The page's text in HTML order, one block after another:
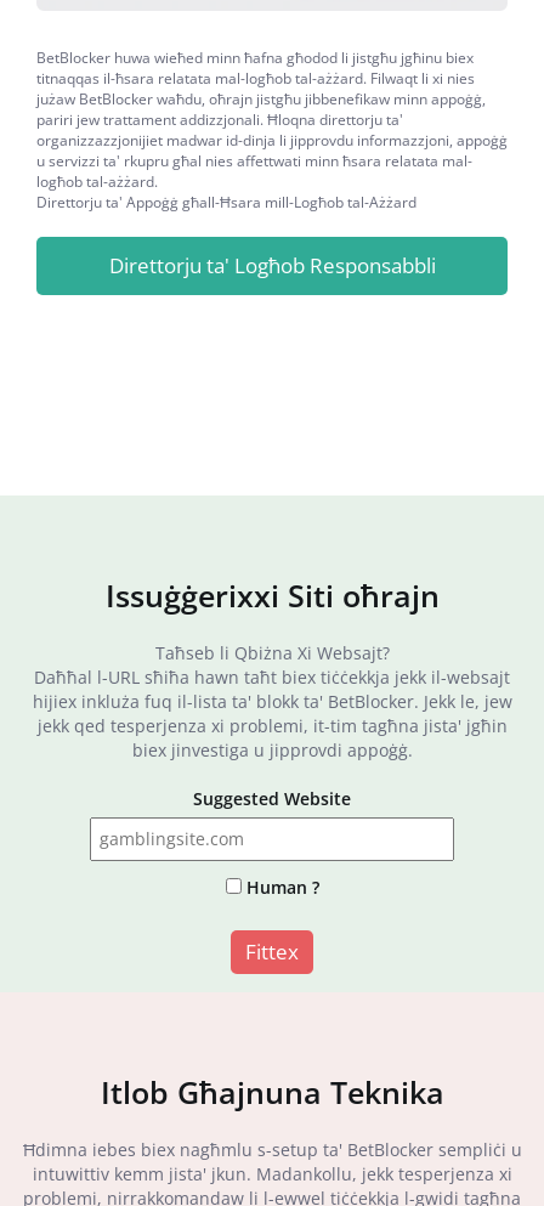
BetBlocker huwa wieħed minn ħafna għodod li jistgħu jgħinu biex
titnaqqas il-ħsara relatata mal-logħob tal-ażżard. Filwaqt li xi nies
jużaw BetBlocker waħdu, oħrajn jistgħu jibbenefikaw minn appoġġ,
pariri jew trattament addizzjonali. Ħloqna direttorju ta'
organizzazzjonijiet madwar id-dinja li jipprovdu informazzjoni, appoġġ
u servizzi ta' rkupru għal nies affettwati minn ħsara relatata mal-
logħob tal-ażżard.
Direttorju ta' Appoġġ għall-Ħsara mill-Logħob tal-Ażżard
Direttorju ta' Logħob Responsabbli
Issuġġerixxi Siti oħrajn
Taħseb li Qbiżna Xi Websajt?
Daħħal l-URL sħiħa hawn taħt biex tiċċekkja jekk il-websajt
hijiex inkluża fuq il-lista ta' blokk ta' BetBlocker. Jekk le, jew
jekk qed tesperjenza xi problemi, it-tim tagħna jista' jgħin
biex jinvestiga u jipprovdi appoġġ.
Suggested Website
Human ?
Fittex
Itlob Għajnuna Teknika
Ħdimna iebes biex nagħmlu s-setup ta' BetBlocker sempliċi u
intuwittiv kemm jista' jkun. Madankollu, jekk tesperjenza xi
problemi, nirrakkomandaw li l-ewwel tiċċekkja l-gwidi tagħna